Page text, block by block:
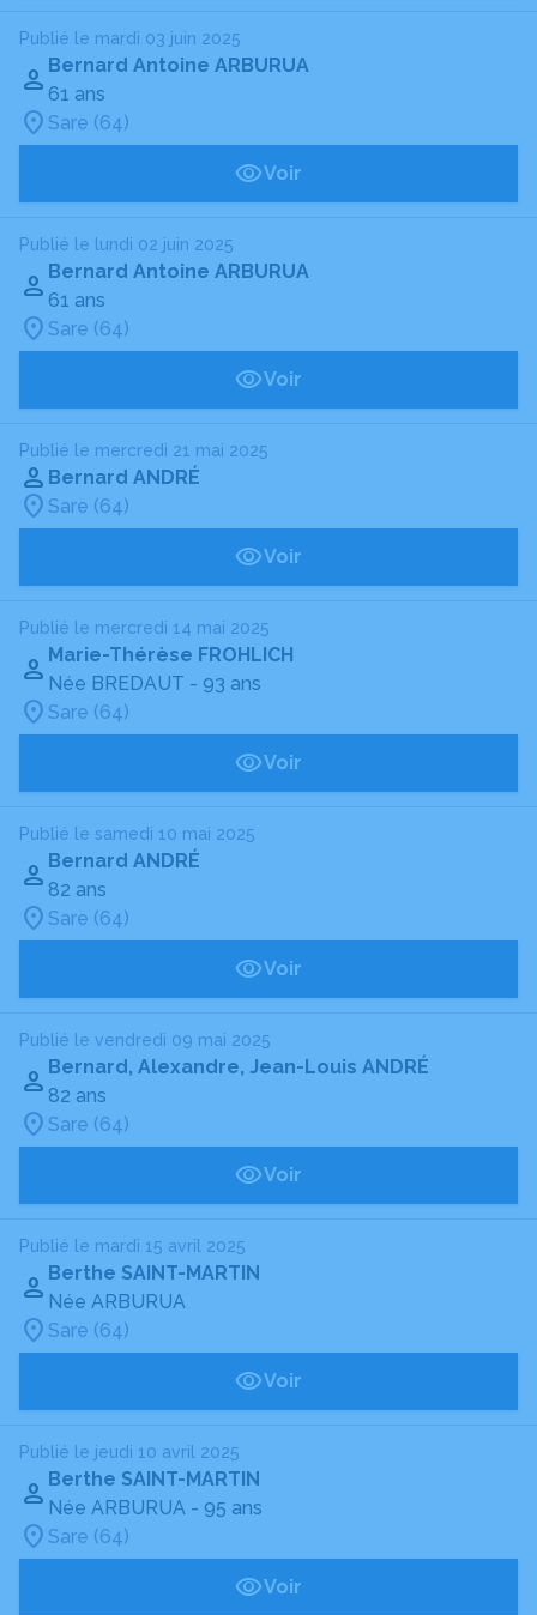
Publié le mardi 03 juin 2025
Bernard Antoine ARBURUA
61 ans
Sare (64)
Voir
Publié le lundi 02 juin 2025
Bernard Antoine ARBURUA
61 ans
Sare (64)
Voir
Publié le mercredi 21 mai 2025
Bernard ANDRÉ
Sare (64)
Voir
Publié le mercredi 14 mai 2025
Marie-Thérèse FROHLICH
Née BREDAUT - 93 ans
Sare (64)
Voir
Publié le samedi 10 mai 2025
Bernard ANDRÉ
82 ans
Sare (64)
Voir
Publié le vendredi 09 mai 2025
Bernard, Alexandre, Jean-Louis ANDRÉ
82 ans
Sare (64)
Voir
Publié le mardi 15 avril 2025
Berthe SAINT-MARTIN
Née ARBURUA
Sare (64)
Voir
Publié le jeudi 10 avril 2025
Berthe SAINT-MARTIN
Née ARBURUA - 95 ans
Sare (64)
Voir